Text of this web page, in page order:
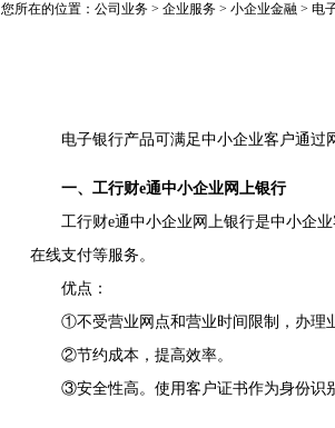
您所在的位置： 公司业务 > 企业服务 > 小企业金融 > 电
电子银行产品可满足中小企业客户通过网
一、工行财e通中小企业网上银行
工行财e通中小企业网上银行是中小企业
在线支付等服务。
优点：
①不受营业网点和营业时间限制，办理业
②节约成本，提高效率。
③安全性高。使用客户证书作为身份识别